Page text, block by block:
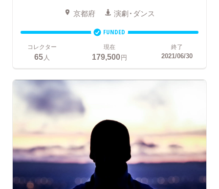
京都府 演劇・ダンス
FUNDED
コレクター
65 人
現在
179,500円
終了
2021/06/30